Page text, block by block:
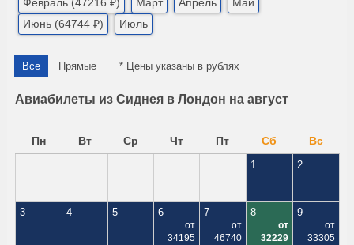
Июнь (64744 ₽)
Июль
Все Прямые * Цены указаны в рублях
Авиабилеты из Сиднея в Лондон на август
Пн Вт Ср Чт Пт Сб Вс
1 2
3 4 5 6
от
34195
7
от
46740
8
от
32229
9
от
33305